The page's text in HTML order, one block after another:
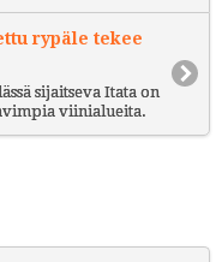
rypäle tekee
sijaitseva Itata on
viinialueita.